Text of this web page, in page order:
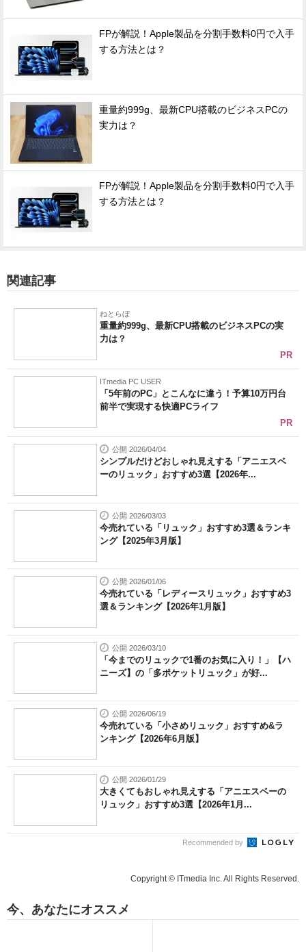
FPが解説！Apple製品を分割手数料0円で入手
する方法とは？
重量約999g、最新CPU搭載のビジネスPCの
実力は？
FPが解説！Apple製品を分割手数料0円で入手
する方法とは？
関連記事
ねとらぼ
重量約999g、最新CPU搭載のビジネスPCの実
力は？
PR
ITmedia PC USER
「5年前のPC」とこんなに違う！予算10万円台
前半で実現する快適PCライフ
PR
公開 2026/04/04
シンプルだけどおしゃれ見えする「アニエスベ
ーのリュック」おすすめ3選【2026年...
公開 2026/03/03
今売れている「リュック」おすすめ3選＆ランキ
ング【2025年3月版】
公開 2026/01/06
今売れている「レディースリュック」おすすめ3
選＆ランキング【2026年1月版】
公開 2026/03/10
「今までのリュックで1番のお気に入り！」【ハ
ニーズ】の「多ポケットリュック」が好...
公開 2026/06/19
今売れている「小さめリュック」おすすめ&ラ
ンキング【2026年6月版】
公開 2026/01/29
大きくてもおしゃれ見えする「アニエスベーの
リュック」おすすめ3選【2026年1月...
Recommended by
Copyright © ITmedia Inc. All Rights Reserved.
今、あなたにオススメ